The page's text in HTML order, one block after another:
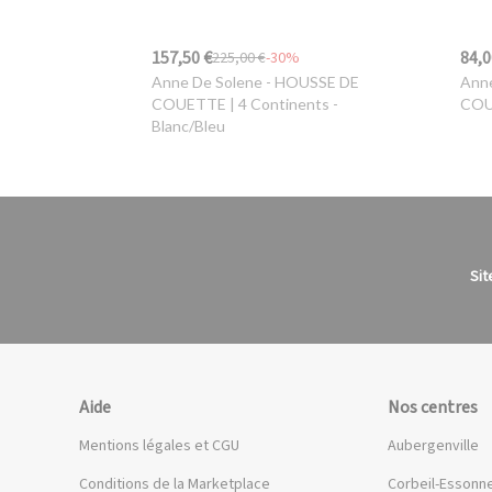
157,50 €225,00 €-30%
Anne De Solene - HOUSSE DE
COUETTE | 4 Continents -
Blanc/Bleu
Aide
Mentions légales et CGU
Conditions de la Marketplace
Nos centres
Aubergenville
Corbeil-